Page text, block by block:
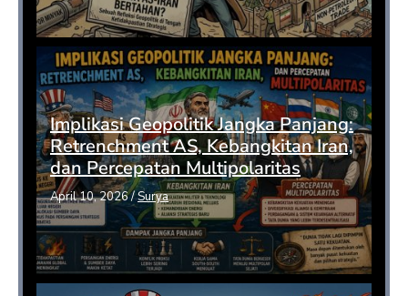
Implikasi Geopolitik Jangka Panjang:
Retrenchment AS, Kebangkitan Iran,
dan Percepatan Multipolaritas
April 10, 2026/Surya